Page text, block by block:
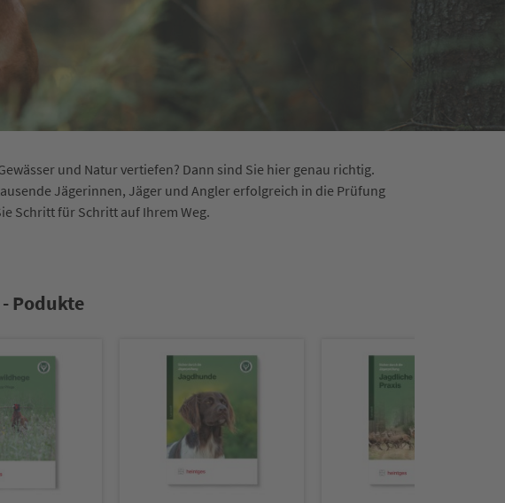
und Natur vertiefen? Dann sind Sie hier genau richtig.
Jägerinnen, Jäger und Angler erfolgreich in die Prüfung
Schritt für Schritt auf Ihrem Weg.
Podukte